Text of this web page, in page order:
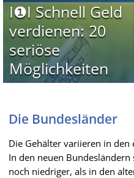
I❶I Schnell Geld
verdienen: 20
seriöse
Möglichkeiten
Die Bundesländer
Die Gehälter variieren in
In den neuen
noch niedriger, als in den